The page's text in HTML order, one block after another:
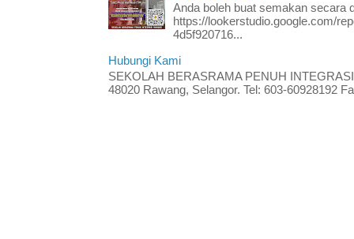
Anda boleh buat semakan secara
https://lookerstudio.google.com/
4d5f920716...
Hubungi Kami
SEKOLAH BERASRAMA PENUH
48020 Rawang, Selangor. Tel: 603-60928192